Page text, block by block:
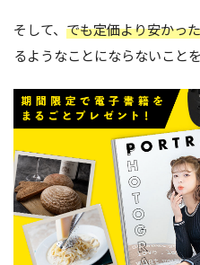
そして、 でも定価より安かっ
るようなことにならないこと